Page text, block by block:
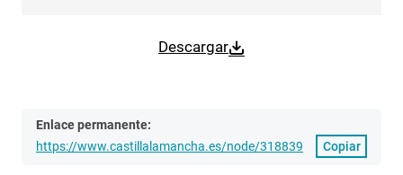
Descargar
Enlace permanente:
https://www.castillalamancha.es/node/318839
Copiar